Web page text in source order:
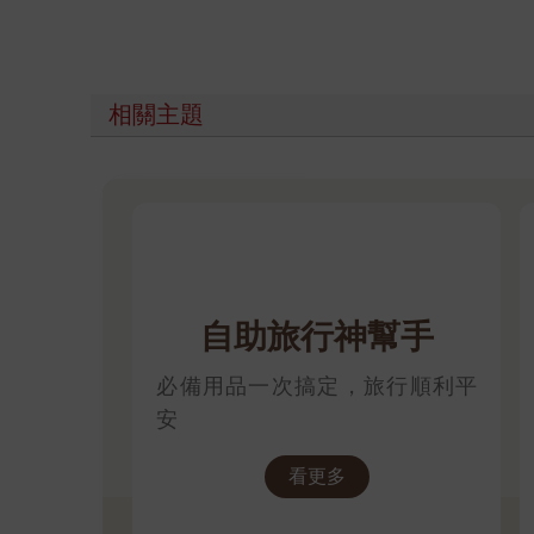
相關主題
自助旅行神幫手
必備用品一次搞定，旅行順利平
安
看更多